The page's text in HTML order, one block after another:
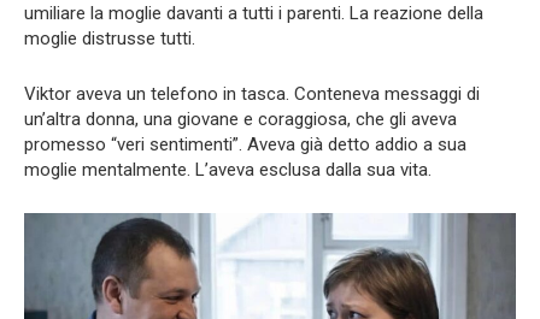
umiliare la moglie davanti a tutti i parenti. La reazione della
moglie distrusse tutti.
Viktor aveva un telefono in tasca. Conteneva messaggi di
un’altra donna, una giovane e coraggiosa, che gli aveva
promesso “veri sentimenti”. Aveva già detto addio a sua
moglie mentalmente. L’aveva esclusa dalla sua vita.